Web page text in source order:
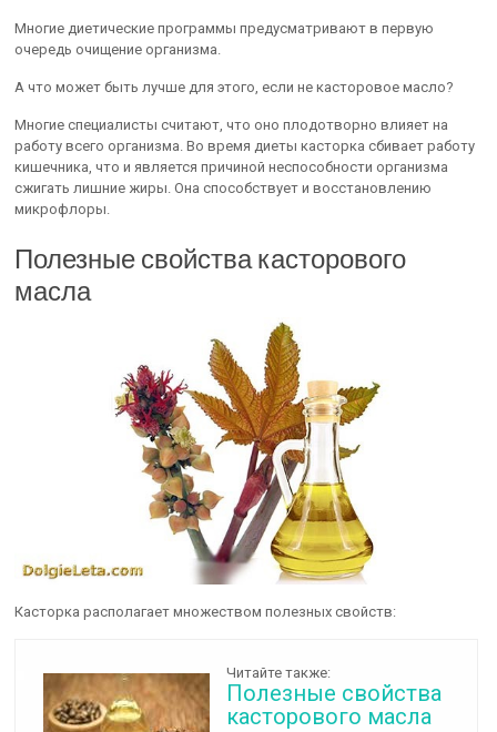
Многие диетические программы предусматривают в первую
очередь очищение организма.
А что может быть лучше для этого, если не касторовое масло?
Многие специалисты считают, что оно плодотворно влияет на
работу всего организма. Во время диеты касторка сбивает работу
кишечника, что и является причиной неспособности организма
сжигать лишние жиры. Она способствует и восстановлению
микрофлоры.
Полезные свойства касторового
масла
Касторка располагает множеством полезных свойств:
Читайте также:
Полезные свойства
касторового масла